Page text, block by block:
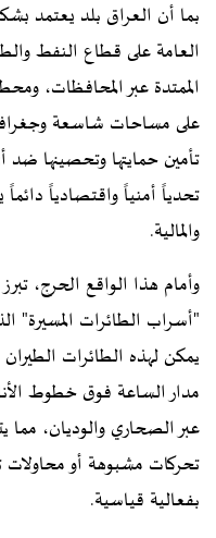
بما أن العراق بلد يعتمد
العامة على قطاع النفط
الممتدة عبر المحافظات،
على مساحات شاسعة
تأمين حمايتها وتحصينها ضد
تحدياً أمنياً واقتصادياً
والمالية.
وأمام هذا الواقع الحرج،
"أسراب الطائرات المسيرة"
يمكن لهذه الطائرات
مدار الساعة فوق خطوط
عبر الصحاري والوديان،
تحركات مشبوهة أو محاولات
بفعالية قياسية.